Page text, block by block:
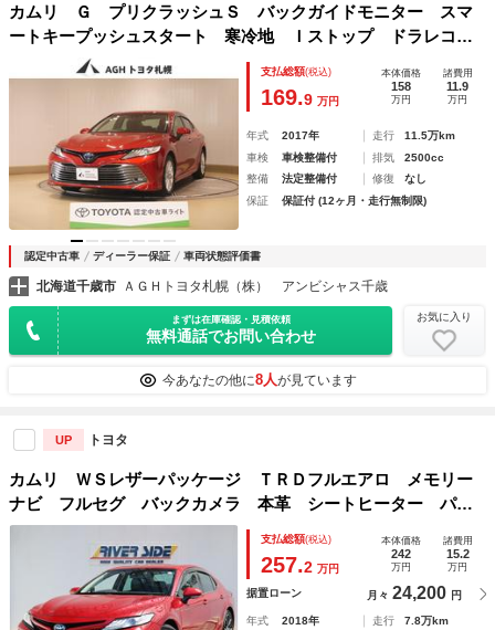
カムリ Ｇ プリクラッシュＳ バックガイドモニター スマ
ートキープッシュスタート 寒冷地 Ｉストップ ドラレコ付
き エアバッグ ＴＶナビ オ－トエアコン パワーステアリ
ング パワーウインドウ ＡＢＳ ＥＳＣ
支払総額(税込)
169.9 万円
本体価格
158
万円
諸費用
11.9
万円
年式 2017年 走行
11.5万km
車検
車検整備付 排気
2500cc
整備
法定整備付 修復
なし
保証
保証付 (12ヶ月・走行無制限)
認定中古車 ディーラー保証 車両状態評価書
北海道千歳市 ＡＧＨトヨタ札幌（株） アンビシャス千歳
まずは在庫確認・見積依頼
無料通話でお問い合わせ
お気に入り
今あなたの他に8人が見ています
UP トヨタ
カムリ ＷＳレザーパッケージ ＴＲＤフルエアロ メモリー
ナビ フルセグ バックカメラ 本革 シートヒーター パワ
ーシート スマートキー ＥＴＣ ＬＥＤ クルコン トヨタ
セーフティセンス クリアランスソナー
支払総額(税込)
257.2 万円
本体価格
242
万円
諸費用
15.2
万円
据置ローン 月々 24,200 円
年式 2018年 走行
7.8万km